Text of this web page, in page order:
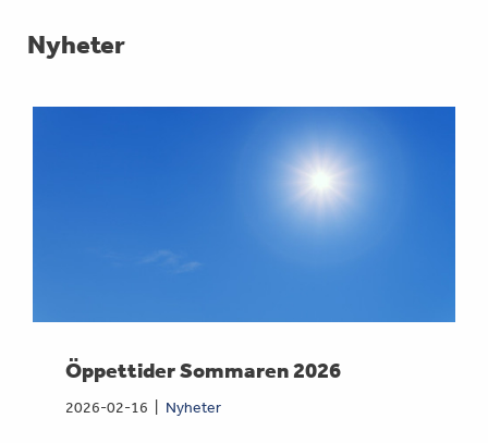
Nyheter
Öppettider Sommaren 2026
2026-02-16 Nyheter